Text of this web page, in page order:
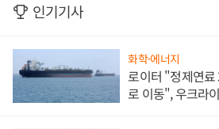
인기기사
화학·에너지
로이터 "정제연료
로 이동", 우크라